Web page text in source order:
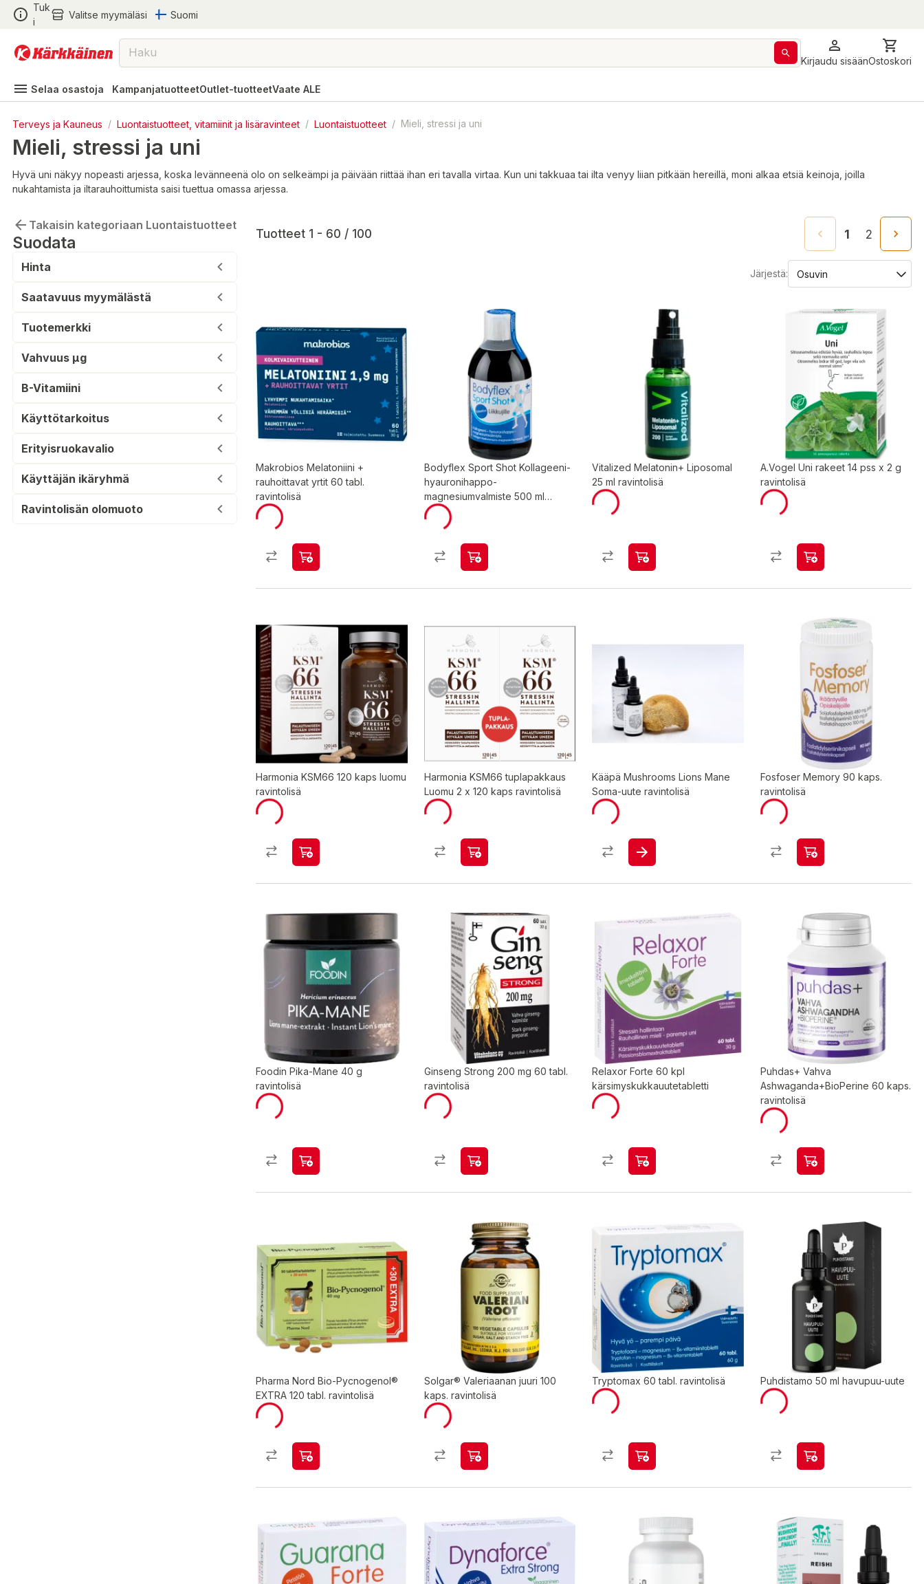
Tuk
i
Valitse myymäläsi Suomi
Kirjaudu sisäänOstoskori
Selaa osastoja KampanjatuotteetOutlet-tuotteetVaate ALE
Terveys ja Kauneus / Luontaistuotteet, vitamiinit ja lisäravinteet / Luontaistuotteet / Mieli, stressi ja uni
Mieli, stressi ja uni
Hyvä uni näkyy nopeasti arjessa, koska levänneenä olo on selkeämpi ja päivään riittää ihan eri tavalla virtaa. Kun uni takkuaa tai ilta venyy liian pitkään hereillä, moni alkaa etsiä keinoja, joilla
nukahtamista ja iltarauhoittumista saisi tuettua omassa arjessa.
Takaisin kategoriaan Luontaistuotteet
Suodata
Hinta
Saatavuus myymälästä
Tuotemerkki
Vahvuus µg
B-Vitamiini
Käyttötarkoitus
Erityisruokavalio
Käyttäjän ikäryhmä
Ravintolisän olomuoto
Tuotteet 1 - 60 / 100 1 2
Järjestä:
Makrobios Melatoniini +
rauhoittavat yrtit 60 tabl.
ravintolisä
Bodyflex Sport Shot Kollageeni-
hyauronihappo-
magnesiumvalmiste 500 ml
ravintolisä
Vitalized Melatonin+ Liposomal
25 ml ravintolisä
A.Vogel Uni rakeet 14 pss x 2 g
ravintolisä
Harmonia KSM66 120 kaps luomu
ravintolisä
Harmonia KSM66 tuplapakkaus
Luomu 2 x 120 kaps ravintolisä
Kääpä Mushrooms Lions Mane
Soma-uute ravintolisä
Fosfoser Memory 90 kaps.
ravintolisä
Foodin Pika-Mane 40 g
ravintolisä
Ginseng Strong 200 mg 60 tabl.
ravintolisä
Relaxor Forte 60 kpl
kärsimyskukkauutetabletti
Puhdas+ Vahva
Ashwaganda+BioPerine 60 kaps.
ravintolisä
Pharma Nord Bio-Pycnogenol®
EXTRA 120 tabl. ravintolisä
Solgar® Valeriaanan juuri 100
kaps. ravintolisä
Tryptomax 60 tabl. ravintolisä Puhdistamo 50 ml havupuu-uute